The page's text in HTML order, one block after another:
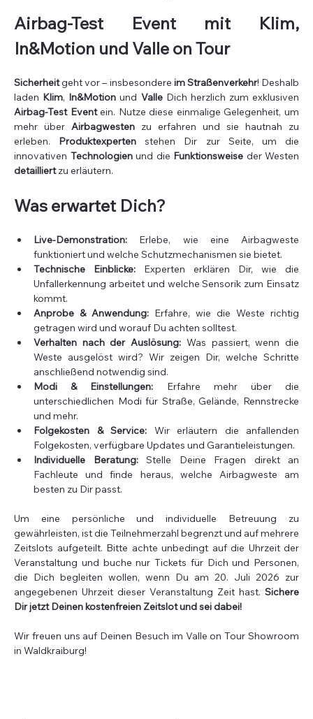
Airbag-Test Event mit Klim,
In&Motion und Valle on Tour
Sicherheit geht vor – insbesondere im Straßenverkehr! Deshalb
laden Klim, In&Motion und Valle
Airbag-Test Event ein. Nutze diese einmalige Gelegenheit, um
mehr über Airbagwesten zu erfahren und sie hautnah zu
erleben. Produktexperten stehen Dir zur Seite, um die
innovativen Technologien und die Funktionsweise
detailliert zu erläutern.
Was erwartet Dich?
Live-Demonstration: Erlebe, wie eine Airbagweste
funktioniert und welche Schutzmechanismen sie bietet.
Technische Einblicke: Experten erklären Dir, wie die
Unfallerkennung arbeitet und welche Sensorik zum Einsatz
kommt.
Anprobe & Anwendung: Erfahre, wie die Weste richtig
getragen wird und worauf Du achten solltest.
Verhalten nach der Auslösung: Was passiert, wenn die
Weste ausgelöst wird? Wir zeigen Dir, welche Schritte
anschließend notwendig sind.
Modi & Einstellungen: Erfahre mehr über die
unterschiedlichen Modi für Straße, Gelände, Rennstrecke
und mehr.
Folgekosten & Service: Wir erläutern die anfallenden
Folgekosten, verfügbare Updates und Garantieleistungen.
Individuelle Beratung: Stelle Deine Fragen direkt an
Fachleute und finde heraus, welche Airbagweste am
besten zu Dir passt.
Um eine persönliche und individuelle Betreuung zu
gewährleisten, ist die Teilnehmerzahl begrenzt und auf mehrere
Zeitslots aufgeteilt. Bitte achte unbedingt auf die Uhrzeit der
Veranstaltung und buche nur Tickets für Dich und Personen,
die Dich begleiten wollen, wenn Du am 20. Juli 2026 zur
angegebenen Uhrzeit dieser Veranstaltung Zeit hast. Sichere
Dir jetzt Deinen kostenfreien Zeitslot und sei dabei!
Wir freuen uns auf Deinen Besuch im Valle on Tour Showroom
in Waldkraiburg!